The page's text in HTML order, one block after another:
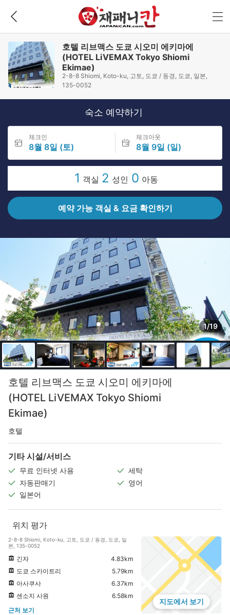
호텔 리브맥스 도쿄 시오미 에키마에
(HOTEL LiVEMAX Tokyo Shiomi
Ekimae)
2-8-8 Shiomi, Koto-ku, 고토, 도쿄 / 동경, 도쿄, 일본,
135-0052
숙소 예약하기
체크인
8월 8일 (토)
체크아웃
8월 9일 (일)
1 객실 2 성인 0 아동
예약 가능 객실 & 요금 확인하기
1/19
호텔 리브맥스 도쿄 시오미 에키마에
(HOTEL LiVEMAX Tokyo Shiomi
Ekimae)
호텔
기타 시설/서비스
무료 인터넷 사용
세탁
자동판매기
영어
일본어
위치 평가
2-8-8 Shiomi, Koto-ku, 고토, 도쿄 / 동경, 도쿄, 일
본, 135-0052
긴자
4.83km
도쿄 스카이트리
5.79km
아사쿠사
6.37km
센소지 사원
6.58km
근처 보기
지도에서 보기